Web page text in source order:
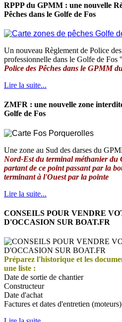
RPPP du GPMM : une nouvelle
Pêches dans le Golfe de Fos
Un nouveau Règlement de Police
professionnelle dans le Golfe de Fos "
Police des Pêches dans le GPMM
Lire la suite...
ZMFR : une nouvelle zone
Golfe de Fos
Une zone au Sud des darses du
Nord-Est du terminal méthanier du
partant de ce point passant par la
terminant à l'Ouest par la pointe
Lire la suite...
CONSEILS POUR VENDRE
D'OCCASION SUR BOAT.FR
Préparez l'historique et les
une liste :
Date de sortie de chantier
Constructeur
Date d'achat
Factures et dates d'entretien (moteurs)